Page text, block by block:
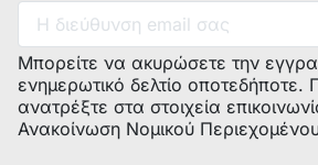
Μπορείτε να ακυρώσετε την
ενημερωτικό δελτίο οποτεδήποτε.
ανατρέξτε στα στοιχεία
Ανακοίνωση Νομικού